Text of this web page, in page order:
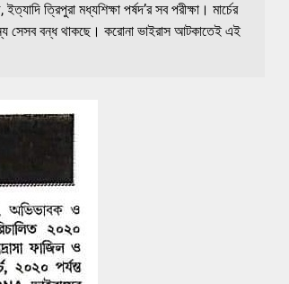
ত্রিপুরা মধ্যশিক্ষা পর্ষদ’র সব পরীক্ষা। মার্চের
সেসব বন্ধ থাকছে। করোনা ভাইরাস আটকাতেই এই